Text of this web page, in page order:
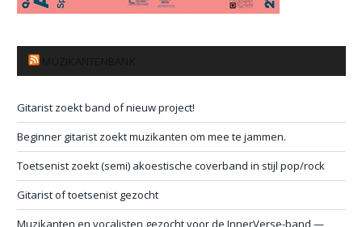
Gitarist zoekt band of nieuw project!
Beginner gitarist zoekt muzikanten om mee te jammen.
Toetsenist zoekt (semi) akoestische coverband in stijl pop/rock
Gitarist of toetsenist gezocht
Muzikanten en vocalisten gezocht voor de InnerVerse-band —